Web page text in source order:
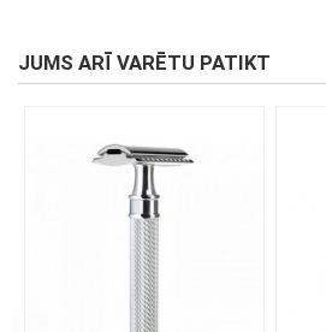
JUMS ARĪ VARĒTU PATIKT